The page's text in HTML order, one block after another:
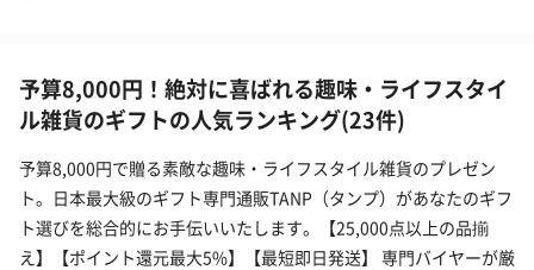
予算8,000円！絶対に喜ばれる趣味・ライフスタイ
ル雑貨のギフトの人気ランキング(23件)
予算8,000円で贈る素敵な趣味・ライフスタイル雑貨のプレゼン
ト。日本最大級のギフト専門通販TANP（タンプ）があなたのギフ
ト選びを総合的にお手伝いいたします。【25,000点以上の品揃
え】【ポイント還元最大5%】【最短即日発送】 専門バイヤーが厳